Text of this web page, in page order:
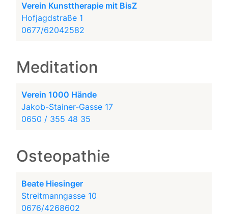
Verein Kunsttherapie mit BisZ
Hofjagdstraße 1
0677/62042582
Meditation
Verein 1000 Hände
Jakob-Stainer-Gasse 17
0650 / 355 48 35
Osteopathie
Beate Hiesinger
Streitmanngasse 10
0676/4268602